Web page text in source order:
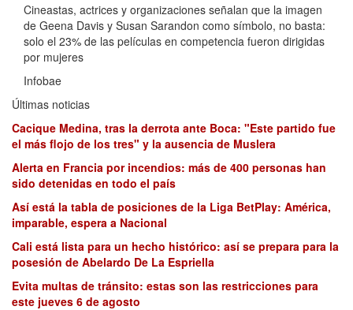
Cineastas, actrices y organizaciones señalan que la imagen
de Geena Davis y Susan Sarandon como símbolo, no basta:
solo el 23% de las películas en competencia fueron dirigidas
por mujeres
Infobae
Últimas noticias
Cacique Medina, tras la derrota ante Boca: "Este partido fue
el más flojo de los tres" y la ausencia de Muslera
Alerta en Francia por incendios: más de 400 personas han
sido detenidas en todo el país
Así está la tabla de posiciones de la Liga BetPlay: América,
imparable, espera a Nacional
Cali está lista para un hecho histórico: así se prepara para la
posesión de Abelardo De La Espriella
Evita multas de tránsito: estas son las restricciones para
este jueves 6 de agosto